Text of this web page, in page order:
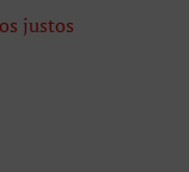
justos